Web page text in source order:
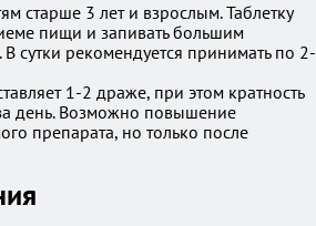
старше 3 лет и взрослым. Таблетку
пищи и запивать большим
сутки рекомендуется принимать по 2-
1-2 драже, при этом кратность
день. Возможно повышение
препарата, но только после